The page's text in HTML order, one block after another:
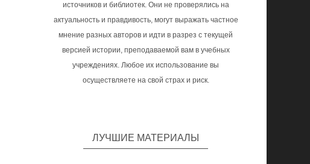
источников и библиотек. Они не проверялись на
актуальность и правдивость, могут выражать частное
мнение разных авторов и идти в разрез с текущей
версией истории, преподаваемой вам в учебных
учреждениях. Любое их использование вы
осуществляете на свой страх и риск.
ЛУЧШИЕ МАТЕРИАЛЫ